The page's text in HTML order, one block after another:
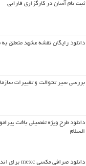
ثبت نام آسان در کارگزاری فارابی
دانلود رایگان نقشه مشهد متعلق به سال
بررسی سیر تحوالت و تغییرات
دانلود طرح ويژه تفصيلي بافت
السلام
دانلود صرافی مکسی mexc برای اندروید